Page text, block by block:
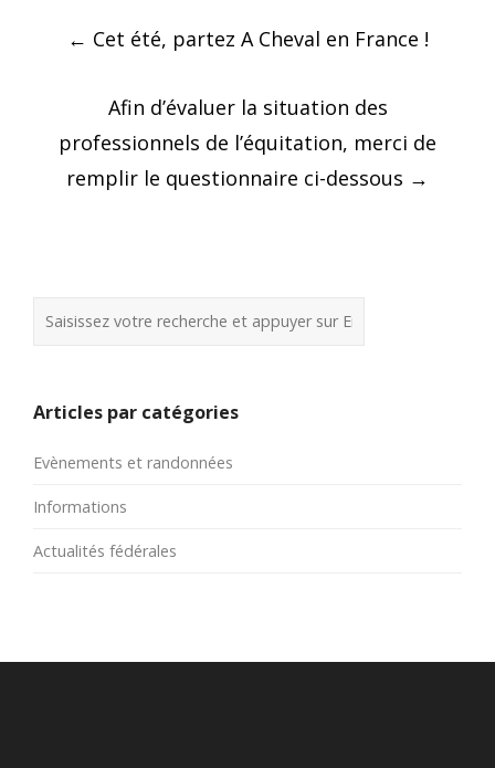
Post
navigation
← Cet été, partez A Cheval en France !
Afin d’évaluer la situation des
professionnels de l’équitation, merci de
remplir le questionnaire ci-dessous →
Articles par catégories
Evènements et randonnées
Informations
Actualités fédérales